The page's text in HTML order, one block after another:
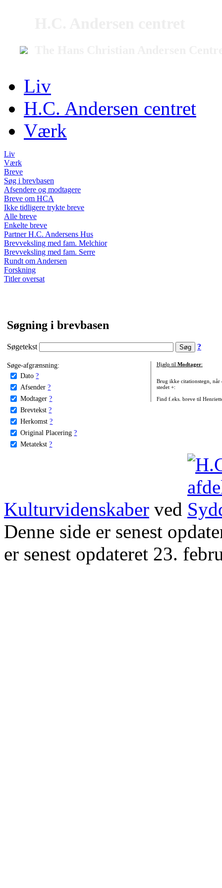
Liv
H.C. Andersen centret
Værk
Liv
Værk
Breve
Søg i brevbasen
Afsendere og modtagere
Breve om HCA
Ikke tidligere trykte breve
Alle breve
Enkelte breve
Partner H.C. Andersens Hus
Brevveksling med fam. Melchior
Brevveksling med fam. Serre
Rundt om Andersen
Forskning
Titler oversat
Søgning i brevbasen
Søgetekst ?
Søge-afgrænsning:
Dato ?
Afsender ?
Modtager ?
Brevtekst ?
Herkomst ?
Original Placering ?
Metatekst ?
Hjælp til Modtager:
Brug ikke citationstegn, når
stedet +:
Find f.eks. breve til
Kulturvidenskaber ved
Denne side er senest
er senest opdateret 23.